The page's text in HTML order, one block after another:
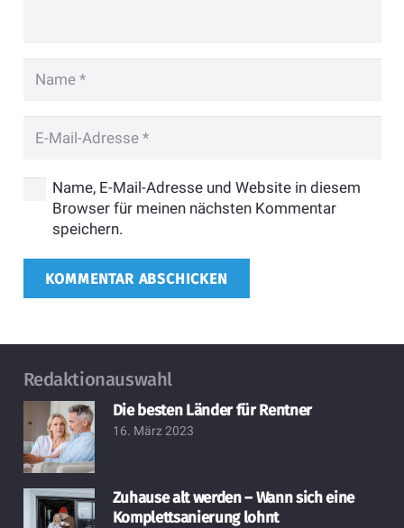
Name, E-Mail-Adresse und Website in diesem
Browser für meinen nächsten Kommentar
speichern.
KOMMENTAR ABSCHICKEN
Redaktionauswahl
Die besten Länder für Rentner
16. März 2023
Zuhause alt werden – Wann sich eine
Komplettsanierung lohnt